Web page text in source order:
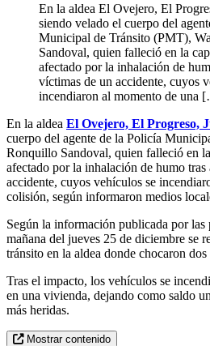
En la aldea El Ovejero, El
siendo velado el cuerpo del
Municipal de Tránsito (PMT),
Sandoval, quien falleció en la
afectado por la inhalación de
víctimas de un accidente, cuyos
incendiaron al momento de una
En la aldea El Ovejero, El Progreso,
cuerpo del agente de la Policía
Ronquillo Sandoval, quien falleció en
afectado por la inhalación de humo tras
accidente, cuyos vehículos se
colisión, según informaron medios
Según la información publicada por las
mañana del jueves 25 de diciembre se
tránsito en la aldea donde chocaron
Tras el impacto, los vehículos se
en una vivienda, dejando como saldo
más heridas.
Mostrar contenido